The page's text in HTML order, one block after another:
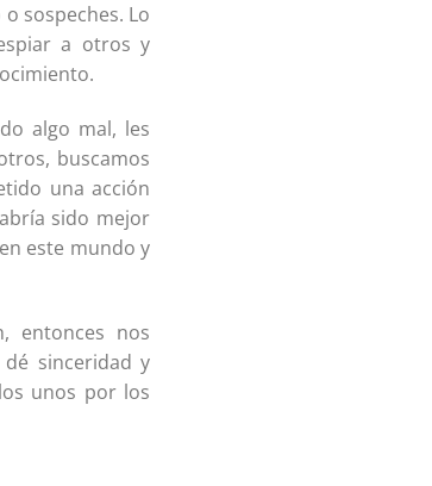
sospeches. Lo
a otros y
algo mal, les
buscamos
una acción
sido mejor
este mundo y
entonces nos
sinceridad y
unos por los